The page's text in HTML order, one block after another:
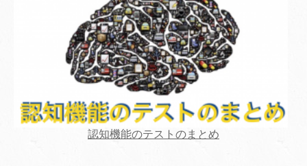
認知機能のテストのまとめ